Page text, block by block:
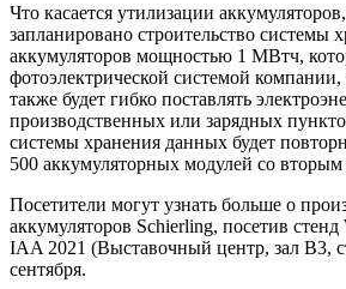
Что касается утилизации
запланировано строительство системы
аккумуляторов мощностью 1 МВтч,
фотоэлектрической системой компании,
также будет гибко поставлять
производственных или зарядных
системы хранения данных будет
500 аккумуляторных модулей со
Посетители могут узнать больше о
аккумуляторов Schierling, посетив
IAA 2021 (Выставочный центр, зал B3,
сентября.